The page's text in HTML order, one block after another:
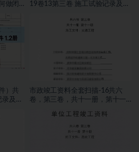
做闭
19卷13第三卷 施工试验记录及检
）共
及检
市政竣工资料全套扫描-16共六
卷，第三卷，共十一册，第十一